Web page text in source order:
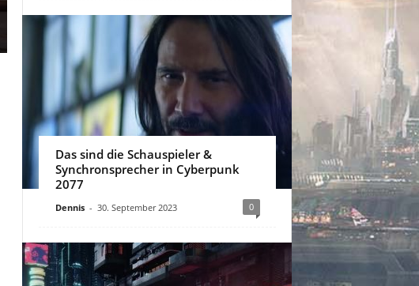
Das sind die Schauspieler &
Synchronsprecher in Cyberpunk
2077
Dennis - 30. September 2023 0